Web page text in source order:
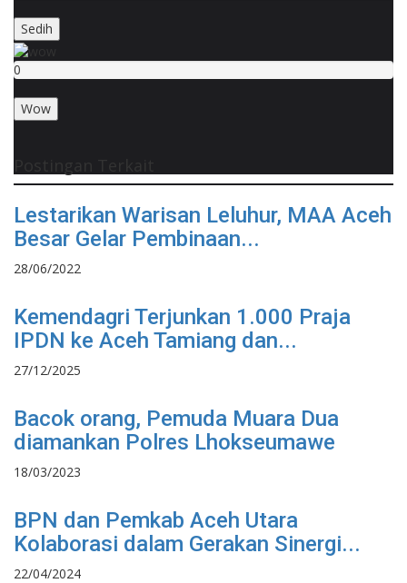
Sedih
0
Wow
Lestarikan Warisan Leluhur, MAA Aceh
Besar Gelar Pembinaan...
28/06/2022
Kemendagri Terjunkan 1.000 Praja
IPDN ke Aceh Tamiang dan...
27/12/2025
Bacok orang, Pemuda Muara Dua
diamankan Polres Lhokseumawe
18/03/2023
BPN dan Pemkab Aceh Utara
Kolaborasi dalam Gerakan Sinergi...
22/04/2024